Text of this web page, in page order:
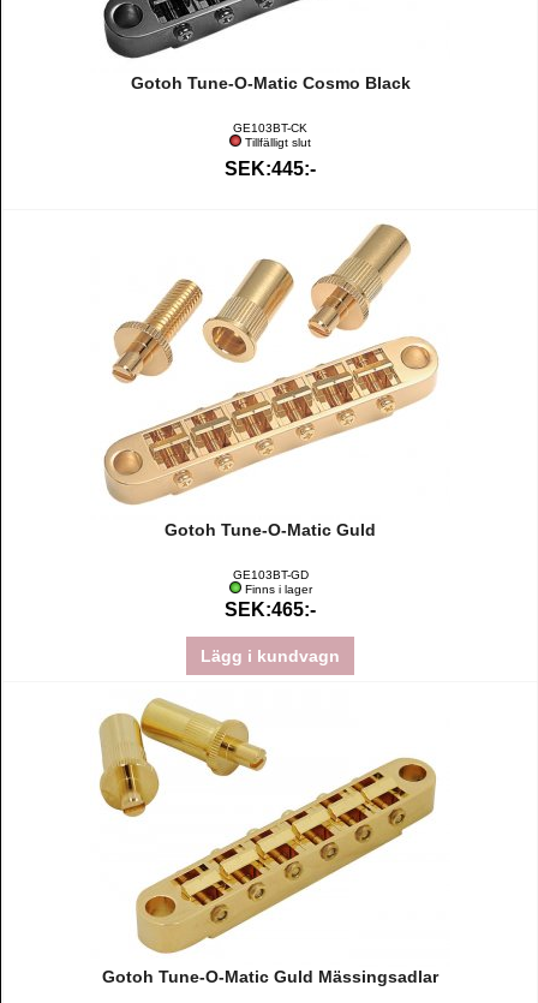
Gotoh Tune-O-Matic Cosmo Black
GE103BT-CK
Tillfälligt slut
SEK:445:-
Gotoh Tune-O-Matic Guld
GE103BT-GD
Finns i lager
SEK:465:-
Lägg i kundvagn
Gotoh Tune-O-Matic Guld Mässingsadlar